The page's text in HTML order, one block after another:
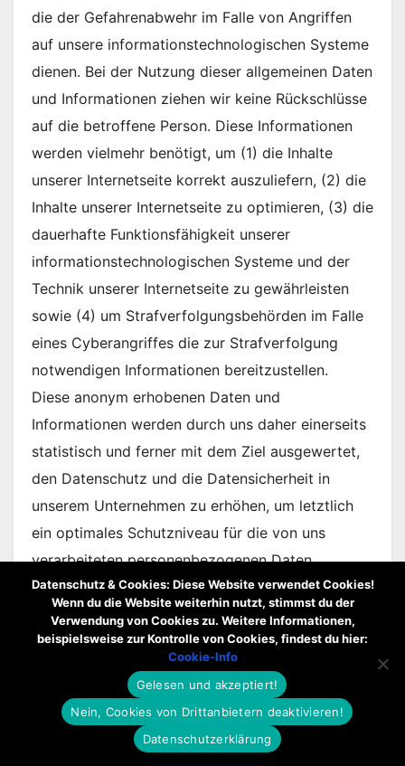
die der Gefahrenabwehr im Falle von Angriffen
auf unsere informationstechnologischen Systeme
dienen. Bei der Nutzung dieser allgemeinen Daten
und Informationen ziehen wir keine Rückschlüsse
auf die betroffene Person. Diese Informationen
werden vielmehr benötigt, um (1) die Inhalte
unserer Internetseite korrekt auszuliefern, (2) die
Inhalte unserer Internetseite zu optimieren, (3) die
dauerhafte Funktionsfähigkeit unserer
informationstechnologischen Systeme und der
Technik unserer Internetseite zu gewährleisten
sowie (4) um Strafverfolgungsbehörden im Falle
eines Cyberangriffes die zur Strafverfolgung
notwendigen Informationen bereitzustellen.
Diese anonym erhobenen Daten und
Informationen werden durch uns daher einerseits
statistisch und ferner mit dem Ziel ausgewertet,
den Datenschutz und die Datensicherheit in
unserem Unternehmen zu erhöhen, um letztlich
ein optimales Schutzniveau für die von uns
verarbeiteten personenbezogenen Daten
sicherzustellen. Die anonymen Daten der Server-
Logfiles werden getrennt von allen durch eine
betroffene Person angegebenen
personenbezogenen Daten gespeichert.
6. Kontaktmöglichkeit:
Datenschutz & Cookies: Diese Website verwendet Cookies!
Wenn du die Website weiterhin nutzt, stimmst du der
Verwendung von Cookies zu. Weitere Informationen,
beispielsweise zur Kontrolle von Cookies, findest du hier:
Cookie-Info
Gelesen und akzeptiert!
Nein, Cookies von Drittanbietern deaktivieren!
Datenschutzerklärung